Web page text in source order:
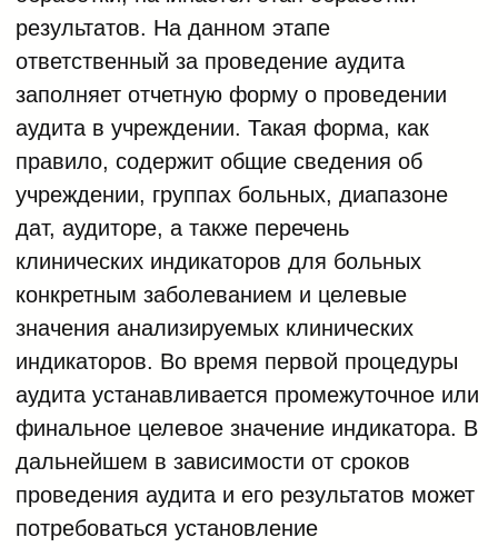
результатов. На данном этапе
ответственный за проведение аудита
заполняет отчетную форму о проведении
аудита в учреждении. Такая форма, как
правило, содержит общие сведения об
учреждении, группах больных, диапазоне
дат, аудиторе, а также перечень
клинических индикаторов для больных
конкретным заболеванием и целевые
значения анализируемых клинических
индикаторов. Во время первой процедуры
аудита устанавливается промежуточное или
финальное целевое значение индикатора. В
дальнейшем в зависимости от сроков
проведения аудита и его результатов может
потребоваться установление